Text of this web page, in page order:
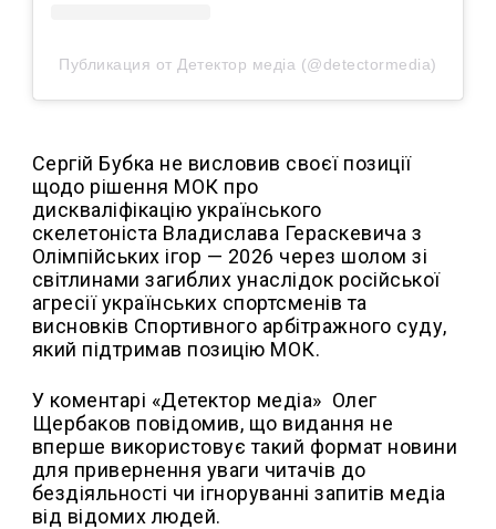
Публикация от Детектор медіа (@detectormedia)
Сергій Бубка не висловив своєї позиції
щодо рішення МОК про
дискваліфікацію українського
скелетоніста Владислава Гераскевича з
Олімпійських ігор — 2026 через шолом зі
світлинами загиблих унаслідок російської
агресії українських спортсменів та
висновків Спортивного арбітражного суду,
який підтримав позицію МОК.
У коментарі «Детектор медіа» Олег
Щербаков повідомив, що видання не
вперше використовує такий формат новини
для привернення уваги читачів до
бездіяльності чи ігноруванні запитів медіа
від відомих людей.